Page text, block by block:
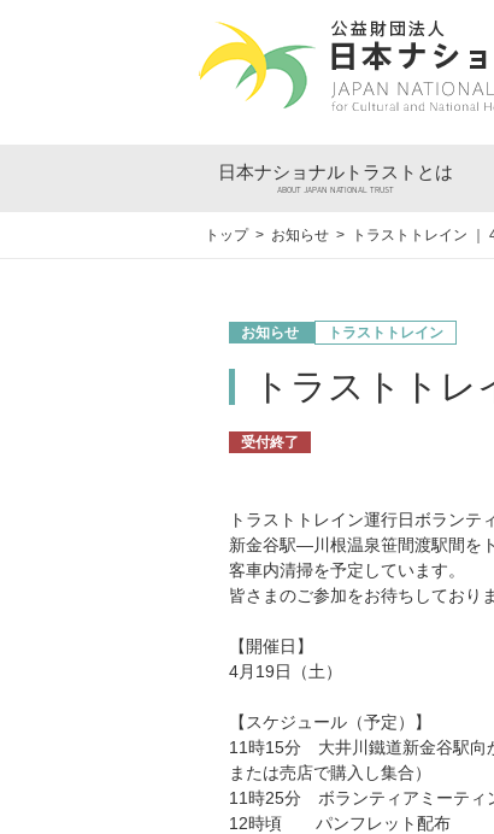
日本ナショナルトラストとは
ABOUT JAPAN NATIONAL TRUST
トップ > お知らせ > トラストトレイン ｜
お知らせ トラストトレイン
トラストト
受付終了
トラストトレイン運行日ボランテ
新金谷駅―川根温泉笹間渡駅間を
客車内清掃を予定しています。
皆さまのご参加をお待ちしており
【開催日】
4月19日（土）
【スケジュール（予定）】
11時15分 大井川鐵道新金谷駅向
または売店で購入し集合）
11時25分 ボランティアミーティ
12時頃 パンフレット配布